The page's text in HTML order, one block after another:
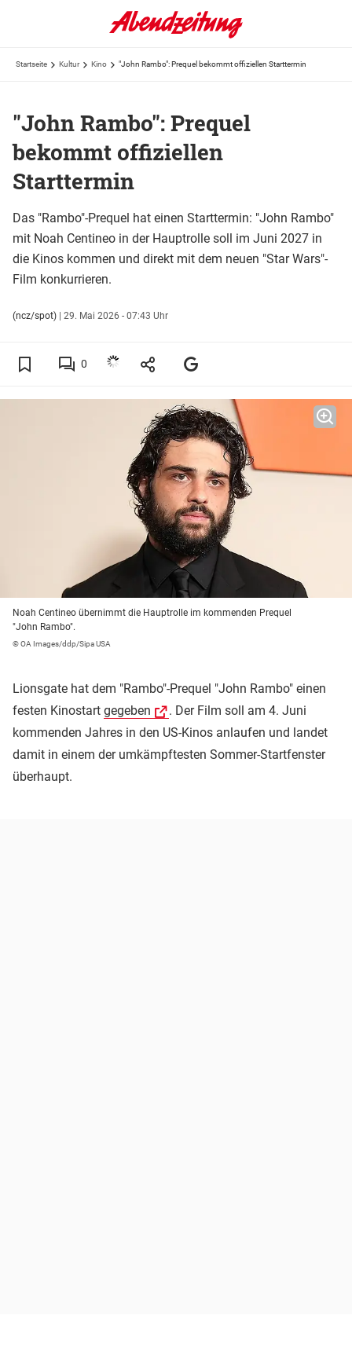
Startseite Kultur Kino "John Rambo": Prequel bekommt offiziellen Starttermin
"John Rambo": Prequel
bekommt offiziellen
Starttermin
Das "Rambo"-Prequel hat einen Starttermin: "John Rambo"
mit Noah Centineo in der Hauptrolle soll im Juni 2027 in
die Kinos kommen und direkt mit dem neuen "Star Wars"-
Film konkurrieren.
(ncz/spot) | 29. Mai 2026 - 07:43 Uhr
0
Noah Centineo übernimmt die Hauptrolle im kommenden Prequel
"John Rambo".
© OA Images/ddp/Sipa USA
Lionsgate hat dem "Rambo"-Prequel "John Rambo" einen
festen Kinostart gegeben
. Der Film soll am 4. Juni
kommenden Jahres in den US-Kinos anlaufen und landet
damit in einem der umkämpftesten Sommer-Startfenster
überhaupt.